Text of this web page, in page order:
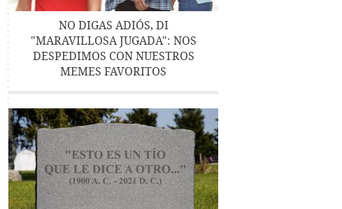
NO DIGAS ADIÓS, DI
"MARAVILLOSA JUGADA": NOS
DESPEDIMOS CON NUESTROS
MEMES FAVORITOS